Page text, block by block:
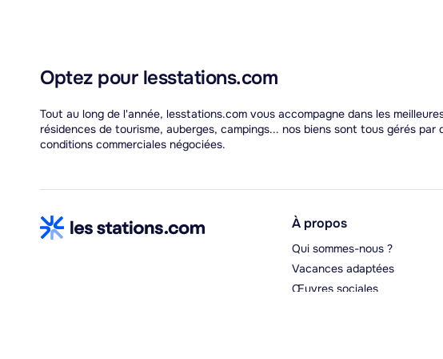
Optez pour lesstations.com
Tout au long de l'année, lesstations.com vous accompagne dans les
résidences de tourisme, auberges, campings... nos biens sont tous gérés
conditions commerciales négociées.
À propos
Qui sommes-nous ?
Vacances adaptées
Œuvres sociales